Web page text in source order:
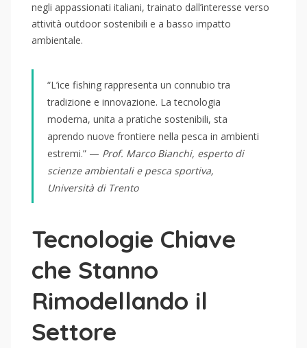
negli appassionati italiani, trainato dall’interesse verso
attività outdoor sostenibili e a basso impatto
ambientale.
“L’ice fishing rappresenta un connubio tra
tradizione e innovazione. La tecnologia
moderna, unita a pratiche sostenibili, sta
aprendo nuove frontiere nella pesca in ambienti
estremi.” — Prof. Marco Bianchi, esperto di
scienze ambientali e pesca sportiva,
Università di Trento
Tecnologie Chiave
che Stanno
Rimodellando il
Settore